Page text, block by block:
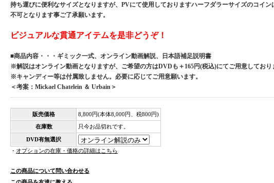
持ち運びに便利なサイズとなりますが、PVにて使用しておりますハーフダラーサイズのコイン
不可となります事ご了承願います。
ビジュアルな貫通アイテムを是非どうぞ！
■商品内容・・・ギミック一式、オンライン動画解説、日本語補足説明書
※解説はオンライン動画となりますが、ご希望の方はDVDも＋165円(税込)にてご用意しており
※キャンディー等は付属致しません。必要に応じてご用意願います。
＜考案：Mickael Chatelein ＆ Urbain＞
販売価格
8,800円(本体8,000円、税800円)
在庫数
只今お品切れです。
DVD有無選択
・ オプションの在庫・価格の詳細はこちら
この商品について問い合わせる
この商品を友達に教える